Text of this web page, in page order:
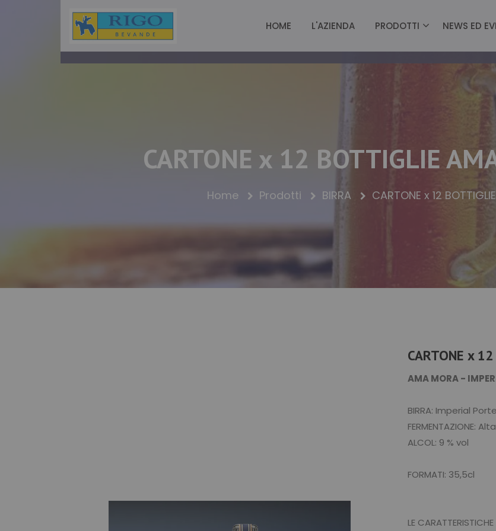
HOME L'AZIENDA PRODOTTI NEWS ED
CARTONE x 12 BOTTIGLIE
Home Prodotti BIRRA CARTONE x 12
CARTONE x
AMA MORA -
BIRRA: Imperial
FERMENTAZIONE: Alta
ALCOL: 9 % vol
FORMATI: 35,5cl
LE CARATTERISTICHE